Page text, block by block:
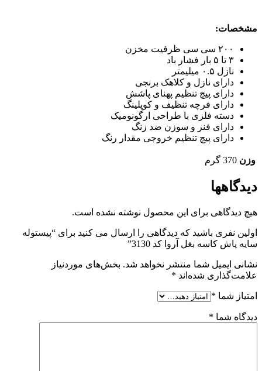
مشخصات:
۲۰۰ سی سی ظرفیت مخزن
۳ تا ۵ بار فشار باد
نازل ۰.۵ میلیمتر
دارای نازل و کلاهک برنجی
دارای پیچ تنظیم پهنای پاشش
دارای فرچه تنظیف و کوپلینگ
دسته فلزی با طراحی ارگونومیک
دارای فنر و سوزن ضد زنگ
دارای پیچ تنظیم خروجی مقدار رنگ
وزن 370 گرم
دیدگاهها
هیچ دیدگاهی برای این محصول نوشته نشده است.
اولین نفری باشید که دیدگاهی را ارسال می کنید برای “پیستوله
سایه پاش کاسه بغل آروا کد 3130”
نشانی ایمیل شما منتشر نخواهد شد. بخش‌های موردنیاز
علامت‌گذاری شده‌اند *
امتیاز شما *
دیدگاه شما *